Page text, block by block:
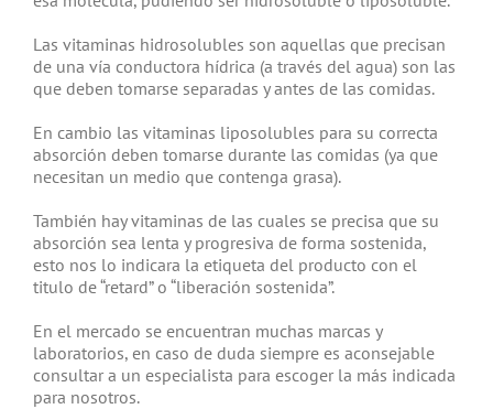
Las vitaminas hidrosolubles son aquellas que precisan
de una vía conductora hídrica (a través del agua) son las
que deben tomarse separadas y antes de las comidas.
En cambio las vitaminas liposolubles para su correcta
absorción deben tomarse durante las comidas (ya que
necesitan un medio que contenga grasa).
También hay vitaminas de las cuales se precisa que su
absorción sea lenta y progresiva de forma sostenida,
esto nos lo indicara la etiqueta del producto con el
titulo de “retard” o “liberación sostenida”.
En el mercado se encuentran muchas marcas y
laboratorios, en caso de duda siempre es aconsejable
consultar a un especialista para escoger la más indicada
para nosotros.